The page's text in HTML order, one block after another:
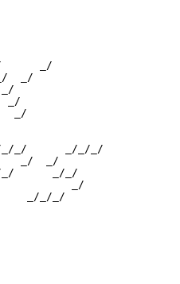
_/
_/
_/
_/
_/      _/_/_/
_/  _/
_/_/
_/
_/_/_/